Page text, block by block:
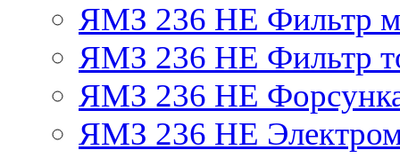
ЯМЗ 236 НЕ Фильтр
ЯМЗ 236 НЕ Фильтр
ЯМЗ 236 НЕ
ЯМЗ 236 НЕ